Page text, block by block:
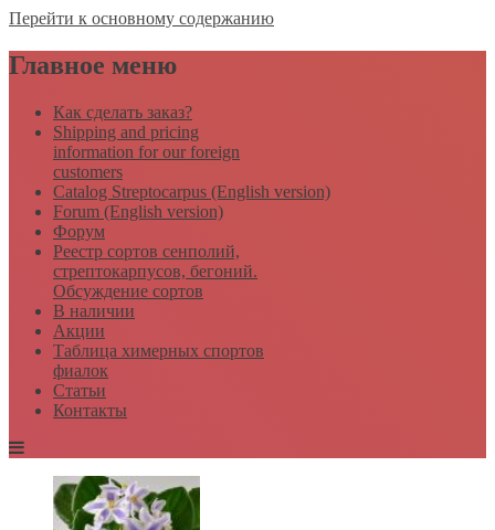
Перейти к основному содержанию
Главное меню
Как сделать заказ?
Shipping and pricing
information for our foreign
customers
Catalog Streptocarpus (English version)
Forum (English version)
Форум
Реестр сортов сенполий,
стрептокарпусов, бегоний.
Обсуждение сортов
В наличии
Акции
Таблица химерных спортов
фиалок
Статьи
Контакты